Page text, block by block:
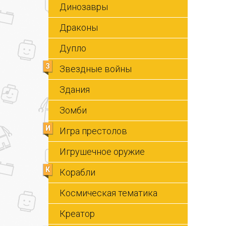
Динозавры
Драконы
Дупло
З
Звездные войны
Здания
Зомби
И
Игра престолов
Игрушечное оружие
К
Корабли
Космическая тематика
Креатор